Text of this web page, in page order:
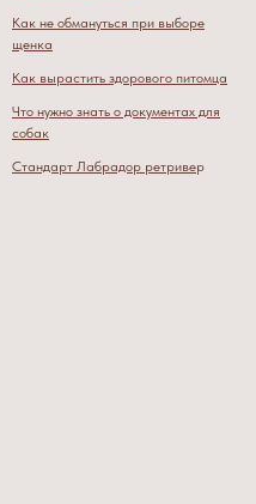
Как не обмануться при выборе
щенка
Как вырастить здорового питомца
Что нужно знать о документах для
собак
Стандарт Лабрадор ретривер